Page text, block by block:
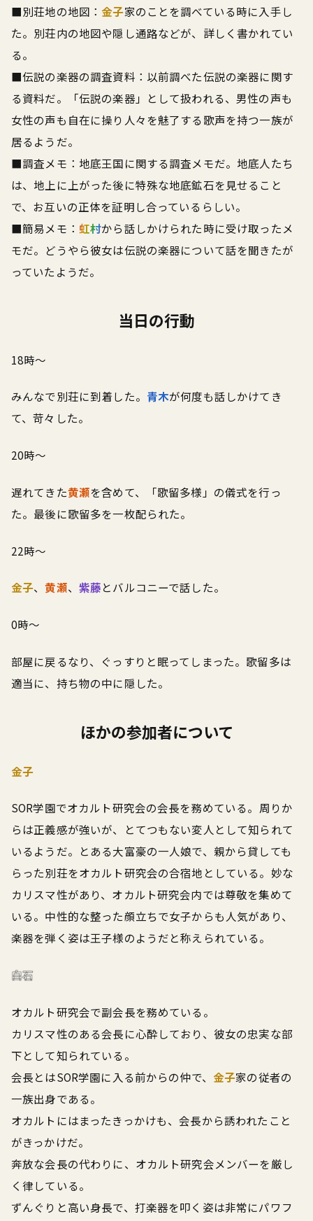
■別荘地の地図： 金子家のことを調べている時に入手し
た。別荘内の地図や隠し通路などが、詳しく書かれてい
る。
■伝説の楽器の調査資料：以前調べた伝説の楽器に関す
る資料だ。「伝説の楽器」として扱われる、男性の声も
女性の声も自在に操り人々を魅了する歌声を持つ一族が
居るようだ。
■調査メモ：地底王国に関する調査メモだ。地底人たち
は、地上に上がった後に特殊な地底鉱石を見せること
で、お互いの正体を証明し合っているらしい。
■簡易メモ： 虹村から話しかけられた時に受け取ったメ
モだ。どうやら彼女は伝説の楽器について話を聞きたが
っていたようだ。
当日の行動
18時～
みんなで別荘に到着した。 青木が何度も話しかけてき
て、苛々した。
20時～
遅れてきた黄瀬を含めて、「歌留多様」の儀式を行っ
た。最後に歌留多を一枚配られた。
22時～
金子、黄瀬、 紫藤とバルコニーで話した。
0時～
部屋に戻るなり、ぐっすりと眠ってしまった。歌留多は
適当に、持ち物の中に隠した。
ほかの参加者について
金子
SOR学園でオカルト研究会の会長を務めている。周りか
らは正義感が強いが、とてつもない変人として知られて
いるようだ。とある大富豪の一人娘で、親から貸しても
らった別荘をオカルト研究会の合宿地としている。妙な
カリスマ性があり、オカルト研究会内では尊敬を集めて
いる。中性的な整った顔立ちで女子からも人気があり、
楽器を弾く姿は王子様のようだと称えられている。
白石
オカルト研究会で副会長を務めている。
カリスマ性のある会長に心酔しており、彼女の忠実な部
下として知られている。
会長とはSOR学園に入る前からの仲で、 金子家の従者の
一族出身である。
オカルトにはまったきっかけも、会長から誘われたこと
がきっかけだ。
奔放な会長の代わりに、オカルト研究会メンバーを厳し
く律している。
ずんぐりと高い身長で、打楽器を叩く姿は非常にパワフ